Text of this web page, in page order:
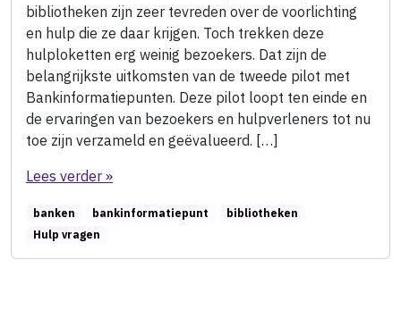
bibliotheken zijn zeer tevreden over de voorlichting
en hulp die ze daar krijgen. Toch trekken deze
hulploketten erg weinig bezoekers. Dat zijn de
belangrijkste uitkomsten van de tweede pilot met
Bankinformatiepunten. Deze pilot loopt ten einde en
de ervaringen van bezoekers en hulpverleners tot nu
toe zijn verzameld en geëvalueerd. […]
Lees verder »
banken bankinformatiepunt
bibliotheken
Hulp vragen